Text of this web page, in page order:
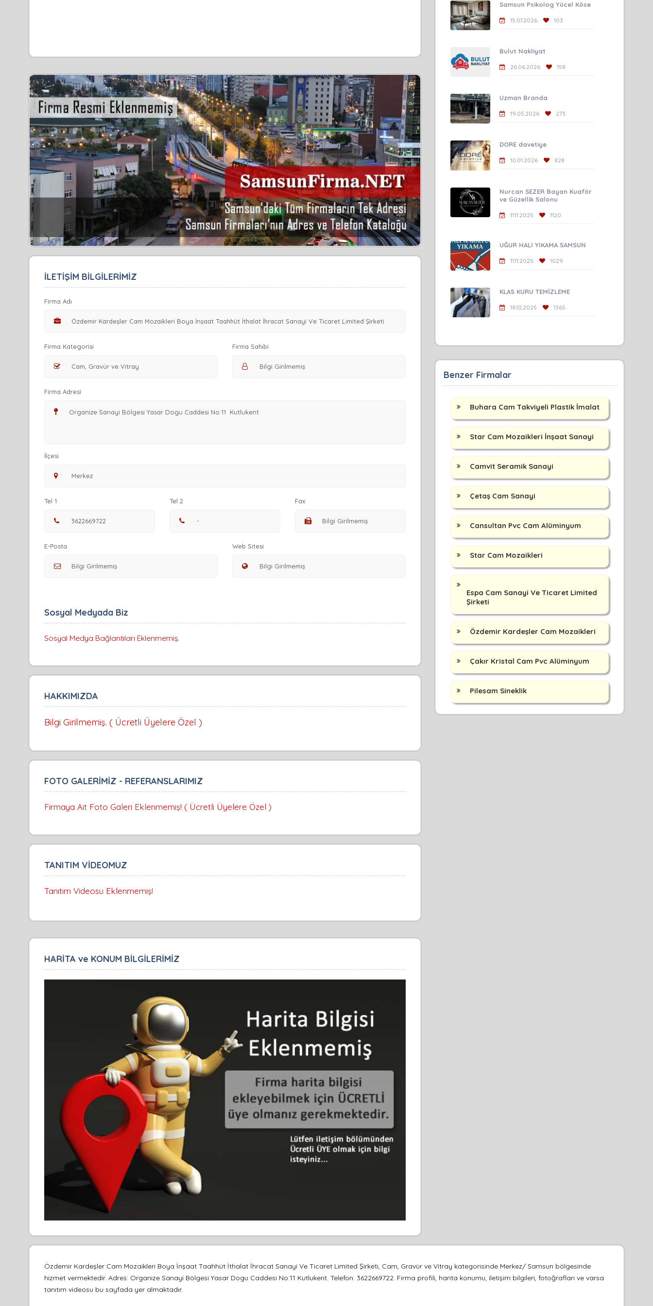
İLETİŞİM BİLGİLERİMİZ
Firma Adı
Firma Kategorisi Firma Sahibi
Firma Adresi
İlçesi
Tel 1 Tel 2 Fax
E-Posta Web Sitesi
Sosyal Medyada Biz
Sosyal Medya Bağlantıları Eklenmemiş.
HAKKIMIZDA
Bilgi Girilmemiş. ( Ücretli Üyelere Özel )
FOTO GALERİMİZ - REFERANSLARIMIZ
Firmaya Ait Foto Galeri Eklenmemiş! ( Ücretli Üyelere Özel )
TANITIM VİDEOMUZ
Tanıtım Videosu Eklenmemiş!
HARİTA ve KONUM BİLGİLERİMİZ
Samsun Psikolog Yücel Köse
15.07.2026 103
Bulut Nakliyat
26.06.2026 158
Uzman Branda
19.05.2026 273
DORE davetiye
10.01.2026 828
Nurcan SEZER Bayan Kuaför
ve Güzellik Salonu
11.11.2025 1120
UĞUR HALI YIKAMA SAMSUN
11.11.2025 1029
KLAS KURU TEMİZLEME
18.10.2025 1365
Benzer Firmalar
Buhara Cam Takviyeli Plastik İmalat
Star Cam Mozaikleri İnşaat Sanayi
Camvit Seramik Sanayi
Çetaş Cam Sanayi
Cansultan Pvc Cam Alüminyum
Star Cam Mozaikleri
Espa Cam Sanayi Ve Ticaret Limited
Şirketi
Özdemir Kardeşler Cam Mozaikleri
Çakır Kristal Cam Pvc Alüminyum
Pilesam Sineklik
Özdemir Kardeşler Cam Mozaikleri Boya İnşaat Taahhüt İthalat İhracat Sanayi Ve Ticaret Limited Şirketi, Cam, Gravür ve Vitray kategorisinde Merkez/ Samsun bölgesinde
hizmet vermektedir. Adres: Organize Sanayi Bölgesi Yasar Dogu Caddesi No:11 Kutlukent. Telefon: 3622669722. Firma profili, harita konumu, iletişim bilgileri, fotoğrafları ve varsa
tanıtım videosu bu sayfada yer almaktadır.